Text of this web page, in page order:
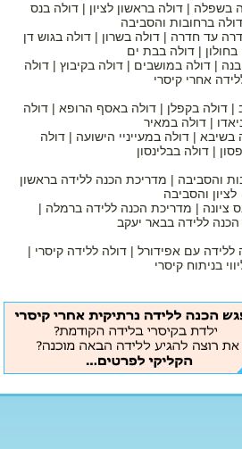
בשפלה | דולה בראשון לציון | דולה בנס
ברחובות והסביבה
עד חדרה | דולה בשרון | דולה בגוש דן
בחולון | דולה בבת ים
| דולה במושבים | דולה בקיבוץ | דולה
אחרי קיסרי
| דולה בקפלן | דולה באסף הרופא | דולה
| דולה במאיר
| דולה במעייניי הישועה | דולה
| דולה בבלינסון
והסביבה | מדריכת הכנה ללידה בראשון
לציון והסביבה
ציונה | מדריכת הכנה ללידה ברמלה |
ללידה בבאר יעקב
עם אפידורל | דולה ללידה קיסרי |
בניתוח קיסרי